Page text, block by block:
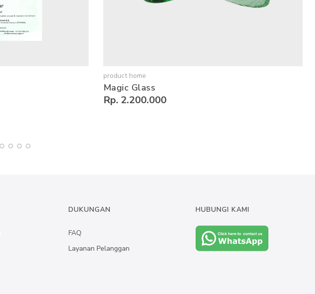
product home
Magic Glass
Rp. 2.200.000
DUKUNGAN
FAQ
Layanan Pelanggan
HUBUNGI KAMI